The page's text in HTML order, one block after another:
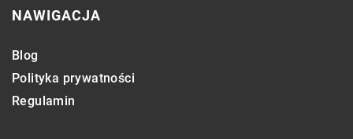
NAWIGACJA
Blog
Polityka prywatności
Regulamin